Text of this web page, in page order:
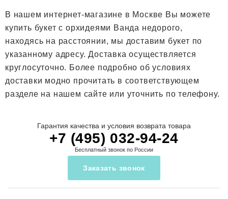
В нашем интернет-магазине в Москве Вы можете
купить букет с орхидеями Ванда недорого,
находясь на расстоянии, мы доставим букет по
указанному адресу. Доставка осуществляется
круглосуточно. Более подробно об условиях
доставки модно прочитать в соответствующем
разделе на нашем сайте или уточнить по телефону.
Гарантия качества и условия возврата товара
+7 (495) 032-94-24
Бесплатный звонок по России
Заказать звонок